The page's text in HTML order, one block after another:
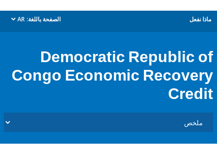
الصفحة باللغة: AR
dropdown
Democratic
Congo Economic